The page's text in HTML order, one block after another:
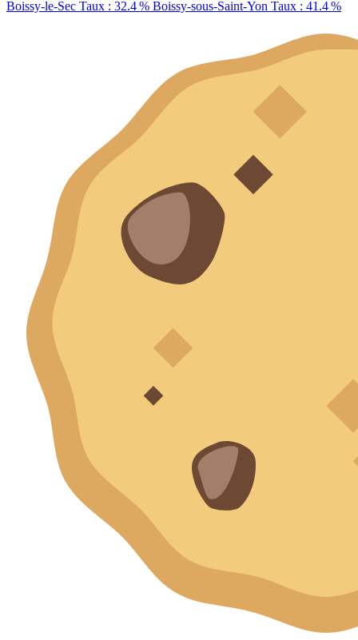
Boissy-le-Sec Taux : 32.4 % Boissy-sous-Saint-Yon Taux : 41.4 %